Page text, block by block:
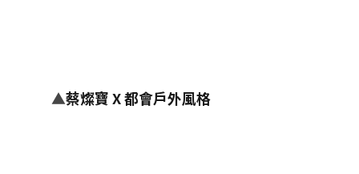
▲蔡燦寶 X 都會戶外風格